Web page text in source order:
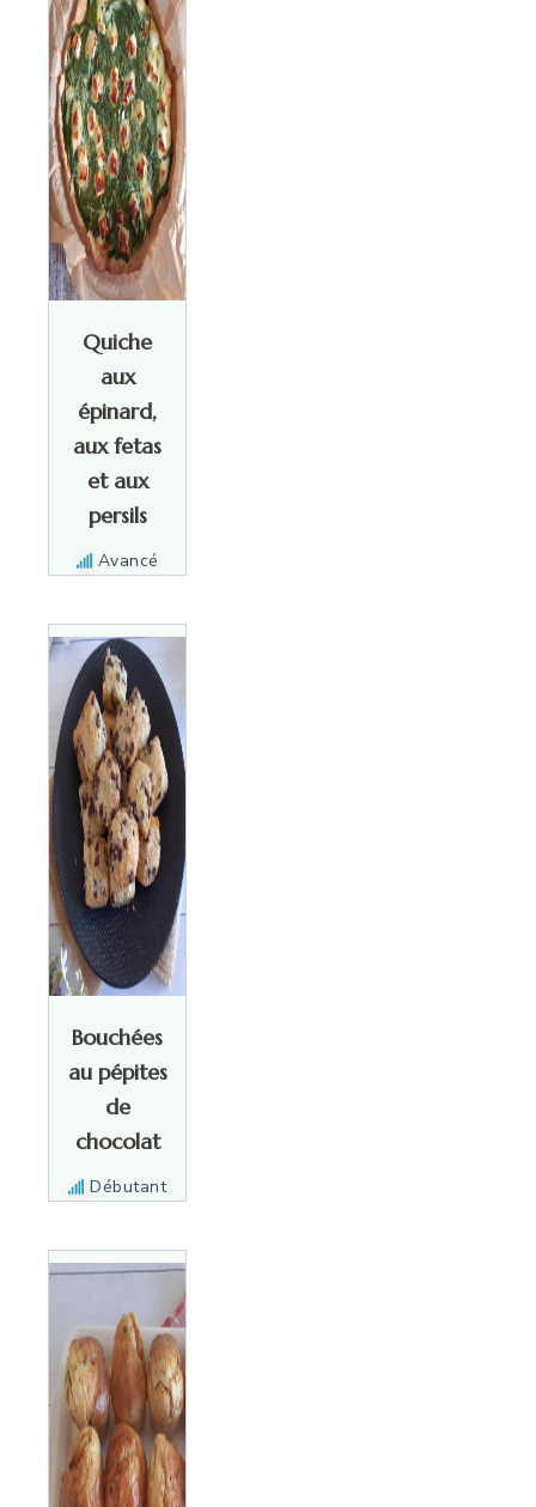
Quiche
aux
épinard,
aux fetas
et aux
persils
Avancé
Bouchées
au pépites
de
chocolat
Débutant